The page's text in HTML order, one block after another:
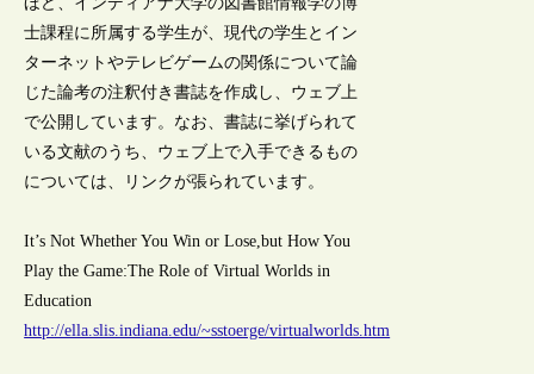
士課程に所属する学生が、現代の学生とイン
ターネットやテレビゲームの関係について論
じた論考の注釈付き書誌を作成し、ウェブ上
で公開しています。なお、書誌に挙げられて
いる文献のうち、ウェブ上で入手できるもの
については、リンクが張られています。
It’s Not Whether You Win or Lose,but How You
Play the Game:The Role of Virtual Worlds in
Education
http://ella.slis.indiana.edu/~sstoerge/virtualworlds.htm